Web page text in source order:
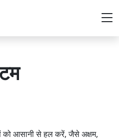
को आसानी से हल करें, जैसे अक्षम,